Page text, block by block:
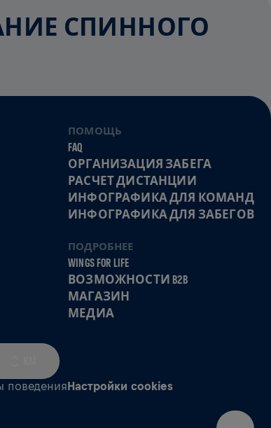
СПИННОГО
ПОМОЩЬ
FAQ
ОРГАНИЗАЦИЯ ЗАБЕГА
РАСЧЕТ ДИСТАНЦИИ
ИНФОГРАФИКА ДЛЯ КОМАНД
ИНФОГРАФИКА ДЛЯ ЗАБЕГОВ
ПОДРОБНЕЕ
WINGS FOR LIFE
ВОЗМОЖНОСТИ B2B
МАГАЗИН
МЕДИА
поведенияНастройки cookies